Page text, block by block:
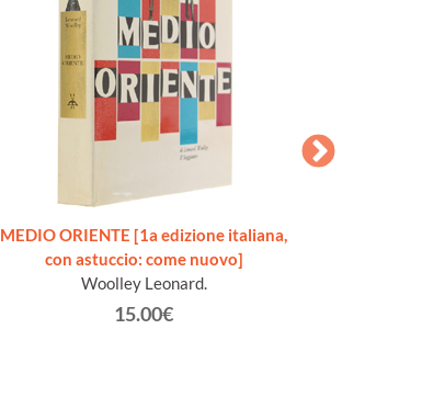
MEDIO ORIENTE [1a edizione italiana,
con astuccio: come nuovo]
Woolley Leonard.
15.00€